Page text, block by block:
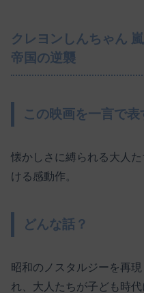
クレヨンしんちゃん
帝国の逆襲
この映画を一言で表
懐かしさに縛られる大人
ける感動作。
どんな話？
昭和のノスタルジーを再
れ、大人たちが子ども時